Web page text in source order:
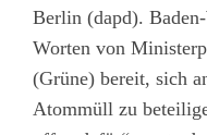
Berlin (dapd).
Worten von
(Grüne) bereit, sich
Atommüll zu